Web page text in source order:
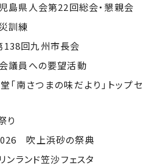
県人会第22回総会・懇親会
訓練
回九州市長会
議員への要望活動
南さつまの味だより」トップセ
り
吹上浜砂の祭典
ランド笠沙フェスタ